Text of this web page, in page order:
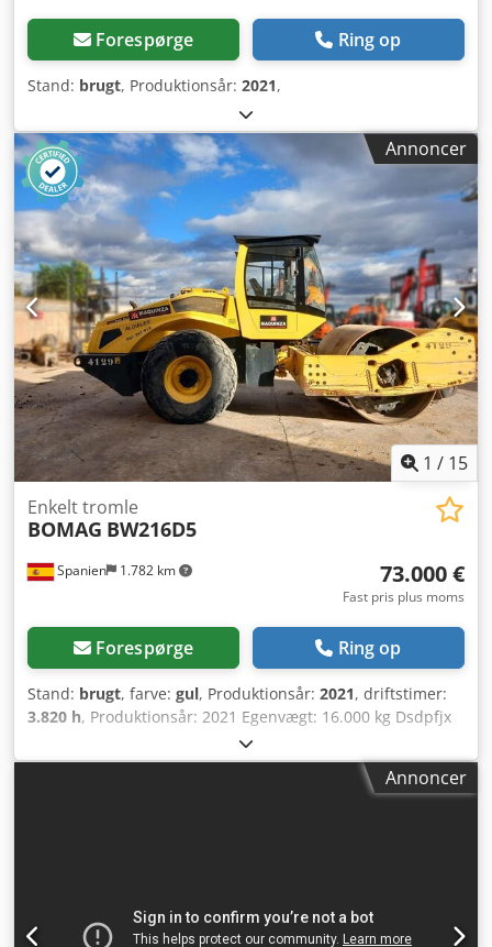
Forespørge Ring op
Stand: brugt, Produktionsår: 2021,
Annoncer
1 / 15
Spanien 1.782 km
Enkelt tromle
BOMAG BW216D5
73.000 €
Fast pris plus moms
Forespørge Ring op
Stand: brugt, farve: gul, Produktionsår: 2021, driftstimer:
3.820 h, Produktionsår: 2021 Egenvægt: 16.000 kg Dsdpfjx
Sqhiex Abxjck Mål (LxBxH): 622 x 230 x 299 cm Motortype:
Deutz DEUTZ TCD4.1 L-4
Annoncer